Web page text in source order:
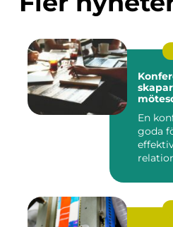
En
goda